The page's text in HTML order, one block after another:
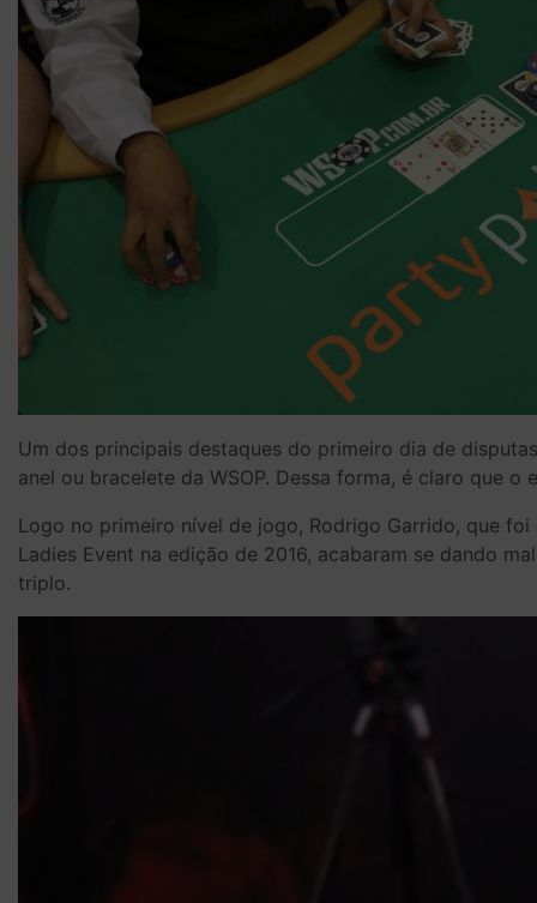
Um dos principais destaques do primeiro dia de
anel ou bracelete da WSOP. Dessa forma, é claro que
Logo no primeiro nível de jogo, Rodrigo Garrido, que
Ladies Event na edição de 2016, acabaram se dando
triplo.